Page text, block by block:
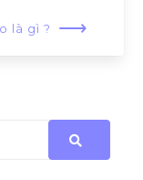
là gì ? ⟶